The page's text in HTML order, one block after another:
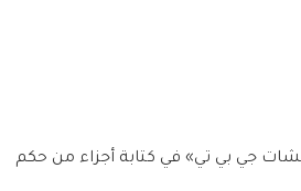
جي بي تي» في كتابة أجزاء من حكم